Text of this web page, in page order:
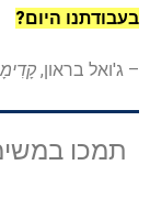
בעבודתנו היום?
– ג'ואל בראון,
תמכו